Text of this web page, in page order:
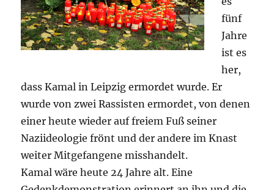
fünf
Jahre
ist es
her,
dass Kamal in Leipzig ermordet wurde. Er
wurde von zwei Rassisten ermordet, von denen
einer heute wieder auf freiem Fuß seiner
Naziideologie frönt und der andere im Knast
weiter Mitgefangene misshandelt.
Kamal wäre heute 24 Jahre alt. Eine